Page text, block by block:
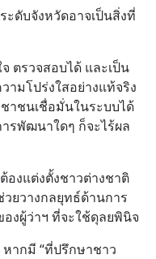
ดับจังหวัดอาจเป็นสิ่งที่
ตรวจสอบได้ และเป็น
ามโปร่งใสอย่างแท้จริง
าชนเชื่อมั่นในระบบได้
รพัฒนาใดๆ ก็จะไร้ผล
งแต่งตั้งชาวต่างชาติ
ยวางกลยุทธ์ด้านการ
งผู้ว่าฯ ที่จะใช้ดุลยพินิจ
ากมี “ที่ปรึกษาชาว